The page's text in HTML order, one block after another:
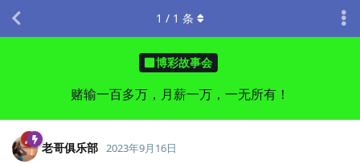
博彩故事会
赌输一百多万，月薪一万，一无所有！
1 / 1 条
老哥俱乐部 2023年9月16日